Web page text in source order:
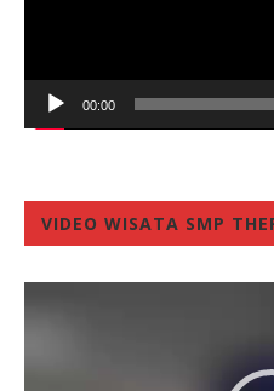
00:00
VIDEO WISATA SMP